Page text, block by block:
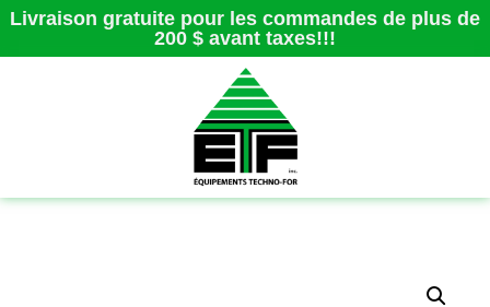
Livraison gratuite pour les commandes de plus de
200 $ avant taxes!!!